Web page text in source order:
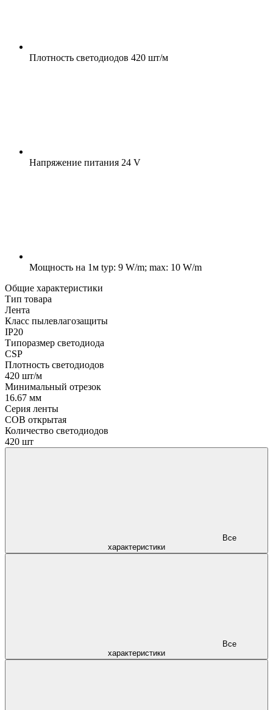
Плотность светодиодов 420 шт/м
Напряжение питания 24 V
Мощность на 1м typ: 9 W/m; max: 10 W/m
Общие характеристики
Тип товара
Лента
Класс пылевлагозащиты
IP20
Типоразмер светодиода
CSP
Плотность светодиодов
420 шт/м
Минимальный отрезок
16.67 мм
Серия ленты
COB открытая
Количество светодиодов
420 шт
характеристики
характеристики